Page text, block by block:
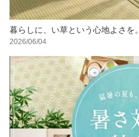
暮らしに、い草という心地よさを。
2026/06/04